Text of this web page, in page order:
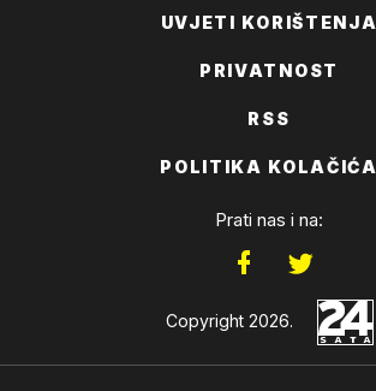
UVJETI KORIŠTENJA
PRIVATNOST
RSS
POLITIKA KOLAČIĆA
Prati nas i na:
Copyright 2026.